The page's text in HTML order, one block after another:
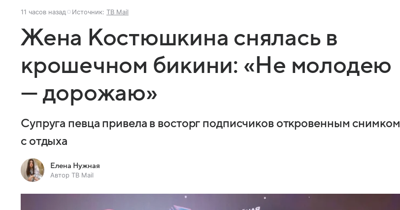
11 часов назад Источник: ТВ Mail
Жена Костюшкина снялась в
крошечном бикини: «Не молодею
— дорожаю»
Супруга певца привела в восторг подписчиков откровенным снимком
с отдыха
Елена Нужная
Автор ТВ Mail